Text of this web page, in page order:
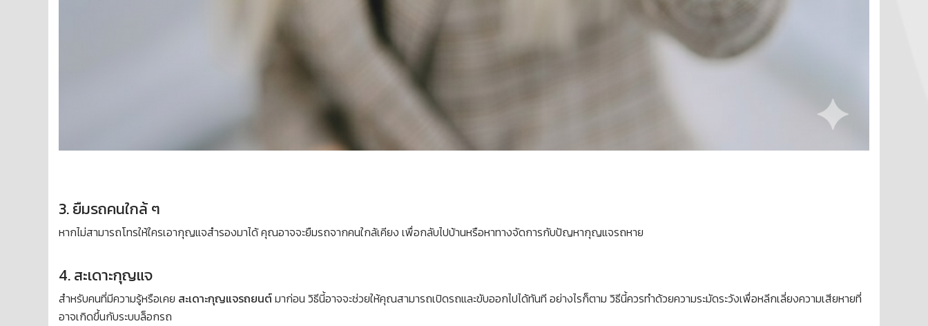
3. ยืมรถคนใกล้ ๆ
หากไม่สามารถโทรให้ใครเอากุญแจสำรองมาได้ คุณอาจจะยืมรถจากคนใกล้เคียง เพื่อกลับไปบ้านหรือหาทางจัดการกับปัญหากุญแจรถหาย
4. สะเดาะกุญแจ
สำหรับคนที่มีความรู้หรือเคย สะเดาะกุญแจรถยนต์มาก่อน วิธีนี้อาจจะช่วยให้คุณสามารถเปิดรถและขับออกไปได้ทันที อย่างไรก็ตาม วิธีนี้ควรทำด้วยความระมัดระวังเพื่อหลีกเลี่ยงความเสียหายที่
อาจเกิดขึ้นกับระบบล็อกรถ